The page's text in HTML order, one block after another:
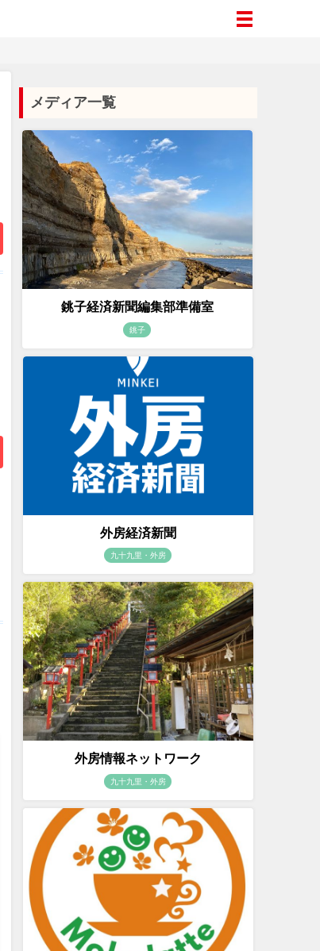
メディア一覧
銚子経済新聞編集部準備室
銚子
外房経済新聞
九十九里・外房
外房情報ネットワーク
九十九里・外房